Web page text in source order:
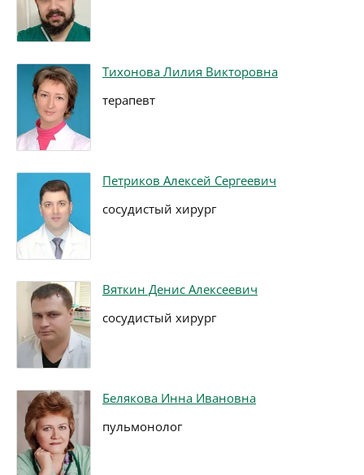
Тихонова Лилия Викторовна
терапевт
Петриков Алексей Сергеевич
сосудистый хирург
Вяткин Денис Алексеевич
сосудистый хирург
Белякова Инна Ивановна
пульмонолог